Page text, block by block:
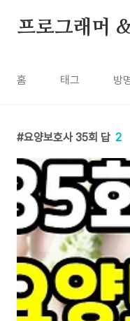
프로그래머
홈 태그 방
요양보호사 35회 답 2